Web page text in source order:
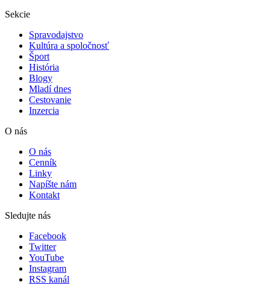
Sekcie
Spravodajstvo
Kultúra a spoločnosť
Šport
História
Blogy
Mladí dnes
Cestovanie
Inzercia
O nás
O nás
Cenník
Linky
Napíšte nám
Kontakt
Sledujte nás
Facebook
Twitter
YouTube
Instagram
RSS kanál